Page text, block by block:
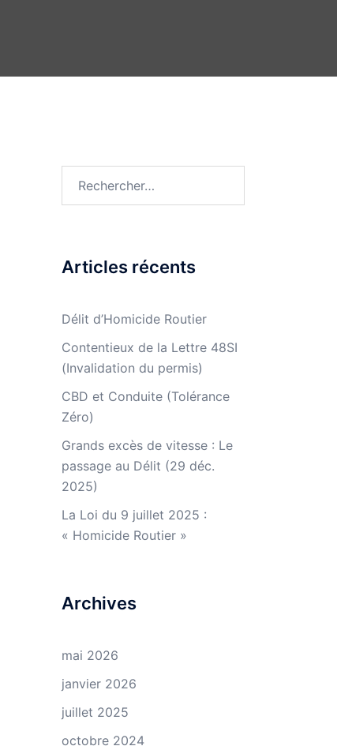
Articles récents
Délit d’Homicide Routier
Contentieux de la Lettre 48SI
(Invalidation du permis)
CBD et Conduite (Tolérance
Zéro)
Grands excès de vitesse : Le
passage au Délit (29 déc.
2025)
La Loi du 9 juillet 2025 :
« Homicide Routier »
Archives
mai 2026
janvier 2026
juillet 2025
octobre 2024